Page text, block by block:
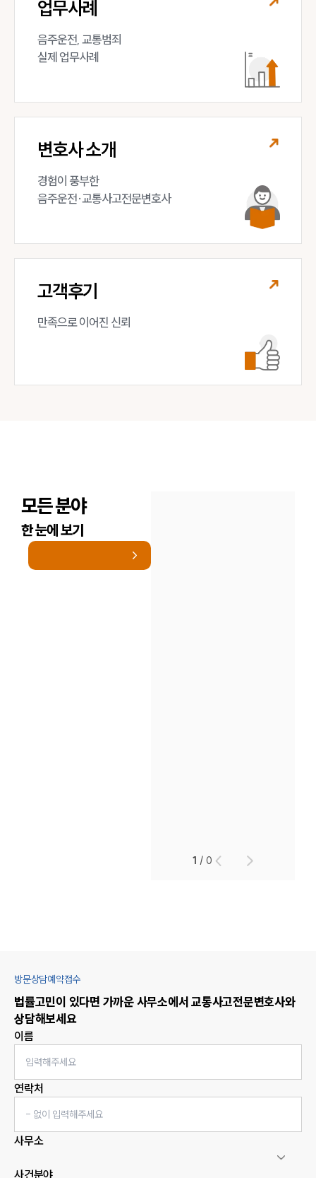
업무사례
음주운전, 교통범죄
실제 업무사례
변호사 소개
경험이 풍부한
음주운전·교통사고전문변호사
고객후기
만족으로 이어진 신뢰
모든 분야
한 눈에 보기
1 /0
방문상담예약접수
법률고민이 있다면 가까운 사무소에서 교통사고전문변호사와
상담해보세요
이름
연락처
사무소
사건분야